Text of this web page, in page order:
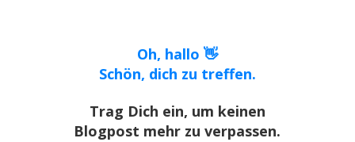
Oh, hallo 👋
Schön, dich zu treffen.
Trag Dich ein, um keinen
Blogpost mehr zu verpassen.